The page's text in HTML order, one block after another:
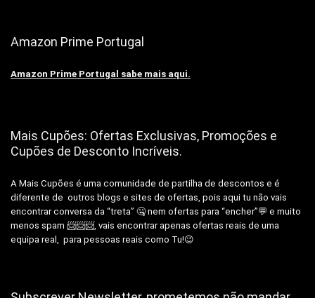
Amazon Prime Portugal
Amazon Prime Portugal sabe mais aqui.
Mais Cupões: Ofertas Exclusivas, Promoções e
Cupões de Desconto Incríveis.
A Mais Cupões é uma comunidade de partilha de descontos e é
diferente de outros blogs e sites de ofertas, pois aqui tu não vais
encontrar conversa da “treta” 🤐 nem ofertas para “encher”💬 e muito
menos spam 📨📨📨, vais encontrar apenas ofertas reais de uma
equipa real, para pessoas reais como Tu!😉